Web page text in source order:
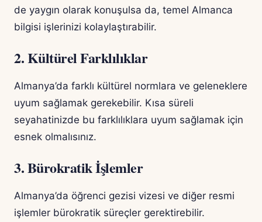
de yaygın olarak konuşulsa da, temel Almanca
bilgisi işlerinizi kolaylaştırabilir.
2. Kültürel Farklılıklar
Almanya’da farklı kültürel normlara ve geleneklere
uyum sağlamak gerekebilir. Kısa süreli
seyahatinizde bu farklılıklara uyum sağlamak için
esnek olmalısınız.
3. Bürokratik İşlemler
Almanya’da öğrenci gezisi vizesi ve diğer resmi
işlemler bürokratik süreçler gerektirebilir.